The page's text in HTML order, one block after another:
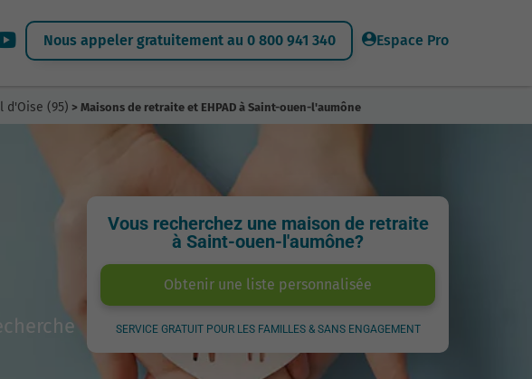
Nous appeler gratuitement au 0 800 941 340 Espace Pro
d'Oise (95) > Maisons de retraite et EHPAD à Saint-ouen-l'aumône
Vous recherchez une maison de retraite
à Saint-ouen-l'aumône?
Obtenir une liste personnalisée
SERVICE GRATUIT POUR LES FAMILLES & SANS ENGAGEMENT